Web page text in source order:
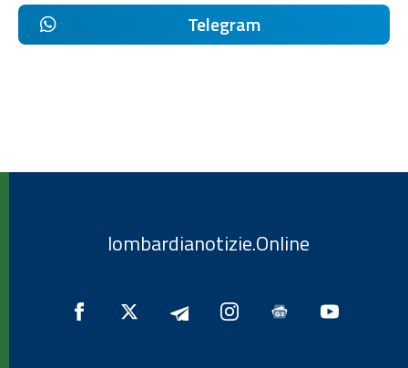
Telegram
lombardianotizie.Online